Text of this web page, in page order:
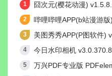
囧次元(樱花动漫)
哔哩哔哩APP(b站漫游版)
美图秀秀APP(P图软件)
今日水印相机 v3.0.370.8 国内版 /
万兴PDF专业版